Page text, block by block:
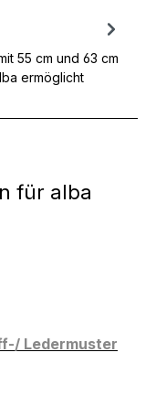
55 cm und 63 cm
ermöglicht
für alba
Ledermuster